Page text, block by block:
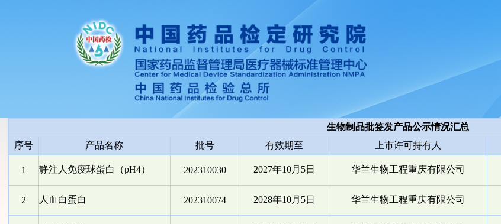
生物制品批签发产品公示情况汇总
序号
产品名称 批号 有效期至 上市许可持有人
1 静注人免疫球蛋白（pH4） 202310030 2027年10月5日 华兰生物工程重庆有限公司
2 人血白蛋白 202310074 2028年10月5日 华兰生物工程重庆有限公司